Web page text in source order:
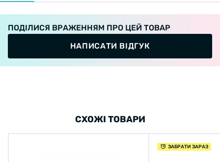
ПОДІЛИСЯ ВРАЖЕННЯМ ПРО ЦЕЙ ТОВАР
НАПИСАТИ ВІДГУК
СХОЖІ ТОВАРИ
ЗАБРАТИ ЗАРАЗ